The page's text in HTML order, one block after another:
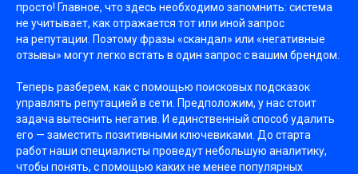
просто! Главное, что здесь необходимо запомнить: система
не учитывает, как отражается тот или иной запрос
на репутации. Поэтому фразы «скандал» или «негативные
отзывы» могут легко встать в один запрос с вашим брендом.
Теперь разберем, как с помощью поисковых подсказок
управлять репутацией в сети. Предположим, у нас стоит
задача вытеснить негатив. И единственный способ удалить
его — заместить позитивными ключевиками. До старта
работ наши специалисты проведут небольшую аналитику,
чтобы понять, с помощью каких не менее популярных